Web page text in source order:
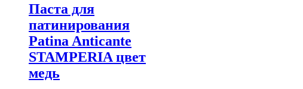
Паста для
патинирования
Patina Anticante
STAMPERIA цвет
медь